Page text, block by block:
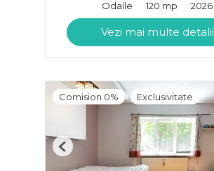
Odaile
120 mp 2026
Vezi mai multe detalii
Comision 0% Exclusivitate
Previous